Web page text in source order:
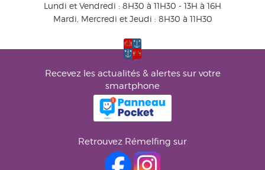
Lundi et Vendredi : 8H30 à 11H30 - 13H à 16H
Mardi, Mercredi et Jeudi : 8H30 à 11H30
Recevez les actualités & alertes sur votre
smartphone
Retrouvez Rémelfing sur